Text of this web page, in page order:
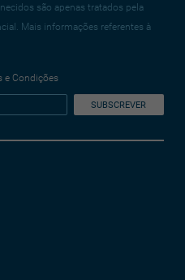
são apenas tratados pela
Mais informações referentes à
e Condições